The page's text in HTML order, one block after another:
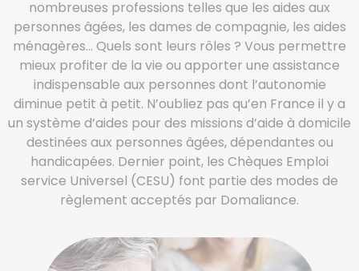
nombreuses professions telles que les aides aux
personnes âgées, les dames de compagnie, les aides
ménagères… Quels sont leurs rôles ? Vous permettre
mieux profiter de la vie ou apporter une assistance
indispensable aux personnes dont l’autonomie
diminue petit à petit. N’oubliez pas qu’en France il y a
un système d’aides pour des missions d’aide à domicile
destinées aux personnes âgées, dépendantes ou
handicapées. Dernier point, les Chèques Emploi
service Universel (CESU) font partie des modes de
règlement acceptés par Domaliance.